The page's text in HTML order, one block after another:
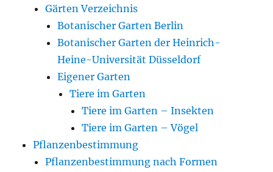
Gärten Verzeichnis
Botanischer Garten Berlin
Botanischer Garten der Heinrich-
Heine-Universität Düsseldorf
Eigener Garten
Tiere im Garten
Tiere im Garten – Insekten
Tiere im Garten – Vögel
Pflanzenbestimmung
Pflanzenbestimmung nach Formen